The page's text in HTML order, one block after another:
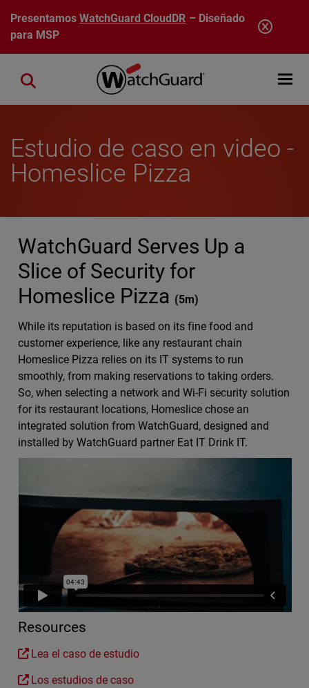
Pasar al contenido principal
PresentamosWatchGuard CloudDR – Diseñado
para MSP
Open
Close search
Estudio de caso en video -
Homeslice Pizza
WatchGuard Serves Up a
Slice of Security for
Homeslice Pizza (5m)
While its reputation is based on its fine food and
customer experience, like any restaurant chain
Homeslice Pizza relies on its IT systems to run
smoothly, from making reservations to taking orders.
So, when selecting a network and Wi-Fi security solution
for its restaurant locations, Homeslice chose an
integrated solution from WatchGuard, designed and
installed by WatchGuard partner Eat IT Drink IT.
Resources
Lea el caso de estudio
Los estudios de caso